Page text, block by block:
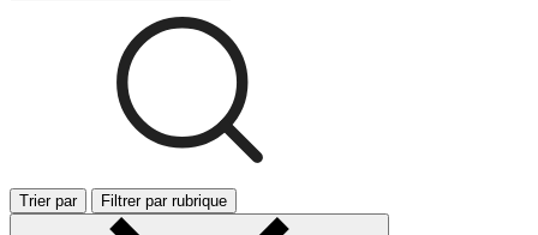
Trier par Filtrer par rubrique